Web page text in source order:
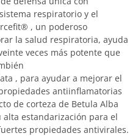
respiratorio y el
, un poderoso
la salud respiratoria, ayuda
veces más potente que
, para ayudar a mejorar el
antiinflamatorias
de corteza de Betula Alba
estandarización para el
propiedades antivirales.